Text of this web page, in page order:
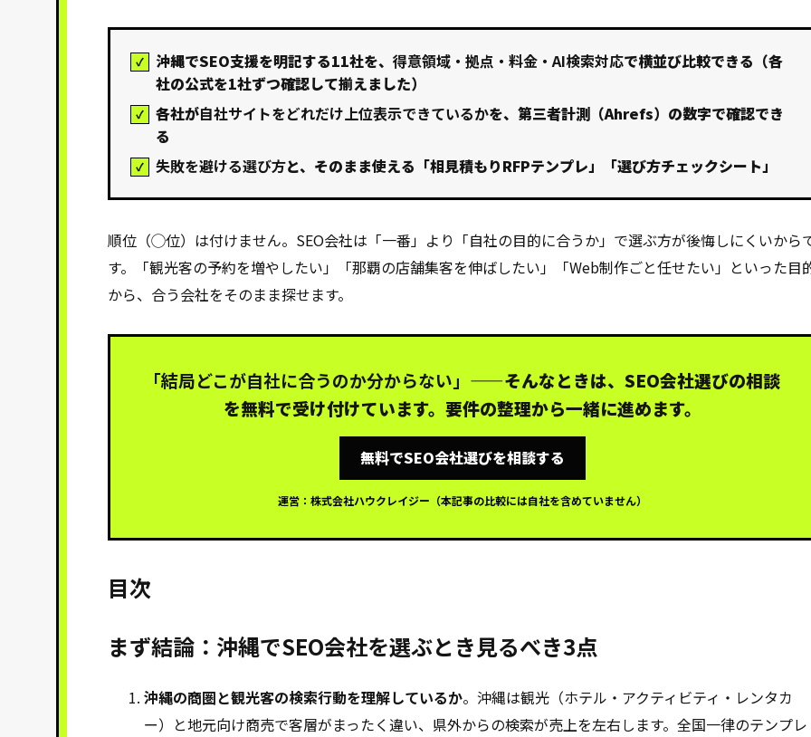
沖縄でSEO支援を明記する11社を、 得意領域・拠点・料金・AI検索対応で横並び比較できる（各
社の公式を1社ずつ確認して揃えました）
各社が自社サイトをどれだけ上位表示できているかを、第三者計測（Ahrefs）の数字で確認でき
る
失敗を避ける選び方と、そのまま使える「相見積もりRFPテンプレ」「選び方チェックシート」
順位（◯位）は付けません。SEO会社は「一番」より「自社の目的に合うか」で選ぶ方が後悔しにくいから
す。「観光客の予約を増やしたい」「那覇の店舗集客を伸ばしたい」「Web制作ごと任せたい」といった目
から、合う会社をそのまま探せます。
「結局どこが自社に合うのか分からない」 ——そんなときは、SEO会社選びの相談
を無料で受け付けています。要件の整理から一緒に進めます。
無料でSEO会社選びを相談する
運営：株式会社ハウクレイジー（本記事の比較には自社を含めていません）
目次
まず結論：沖縄でSEO会社を選ぶとき見るべき3点
沖縄の商圏と観光客の検索行動を理解しているか。沖縄は観光（ホテル・アクティビティ・レンタカ
ー）と地元向け商売で客層がまったく違い、県外からの検索が売上を左右します。全国一律のテンプレ